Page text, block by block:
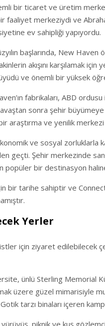
bir ticaret ve üretim
faaliyet merkeziydi ve
ev sahipliği yapıyordu.
başlarında, New
akışını karşılamak
ve önemli bir yüksek
fabrikaları, ABD
sonra şehir
araştırma ve yenilik
ve sosyal zorluklarla
geçti. Şehir merkezinde
popüler bir destinasyon
bir tarihe sahiptir ve
Yerler
için ziyaret edilebilecek
ünlü Sterling Memorial
üzere güzel mimarisiyle
tarzı binaları içeren
piknik ve kuş